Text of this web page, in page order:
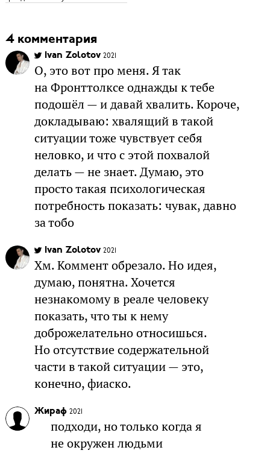
4 комментария
Ivan Zolotov 2021
О, это вот про меня. Я так
на Фронттолксе однажды к тебе
подошёл — и давай хвалить. Короче,
докладываю: хвалящий в такой
ситуации тоже чувствует себя
неловко, и что с этой похвалой
делать — не знает. Думаю, это
просто такая психологическая
потребность показать: чувак, давно
за тобо
Ivan Zolotov 2021
Хм. Коммент обрезало. Но идея,
думаю, понятна. Хочется
незнакомому в реале человеку
показать, что ты к нему
доброжелательно относишься.
Но отсутствие содержательной
части в такой ситуации — это,
конечно, фиаско.
Жираф 2021
подходи, но только когда я
не окружен людьми